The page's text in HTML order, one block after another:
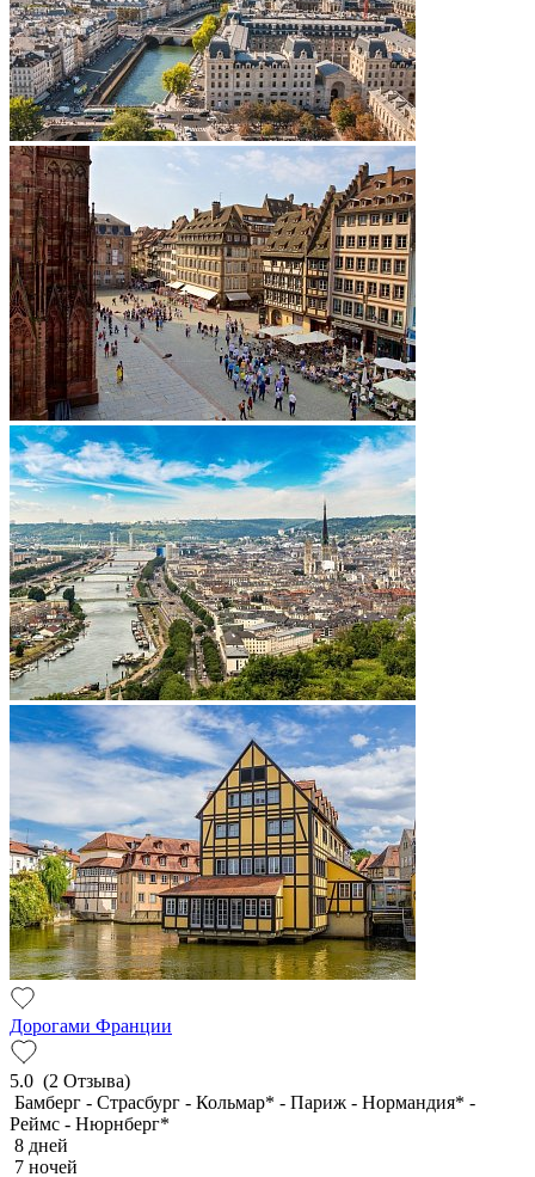
Дорогами Франции
5.0 (2 Отзыва)
Бамберг - Страсбург - Кольмар* - Париж - Нормандия* -
Реймс - Нюрнберг*
8 дней
7 ночей